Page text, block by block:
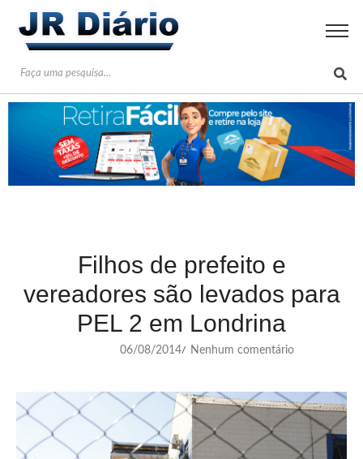
Filhos de prefeito e
vereadores são levados para
PEL 2 em Londrina
06/08/2014/ Nenhum comentário